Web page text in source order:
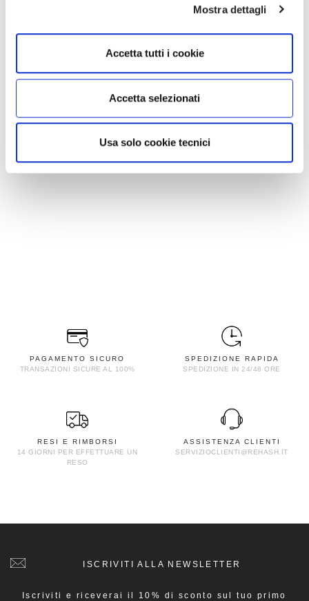
Mostra dettagli
Accetta tutti i cookie
Accetta selezionati
Usa solo cookie tecnici
€ 700.00
PAGAMENTO SICURO
TRANSAZIONI SICURE AL 100%
SPEDIZIONE RAPIDA
SPEDIZIONE IN 24/48 ORE
RESI E RIMBORSI
14 GIORNI PER EFFETTUARE UN
RESO
ASSISTENZA CLIENTI
SERVIZIOCLIENTI@REHASH.IT
ISCRIVITI ALLA NEWSLETTER
Iscriviti e riceverai il 10% di sconto sul tuo primo